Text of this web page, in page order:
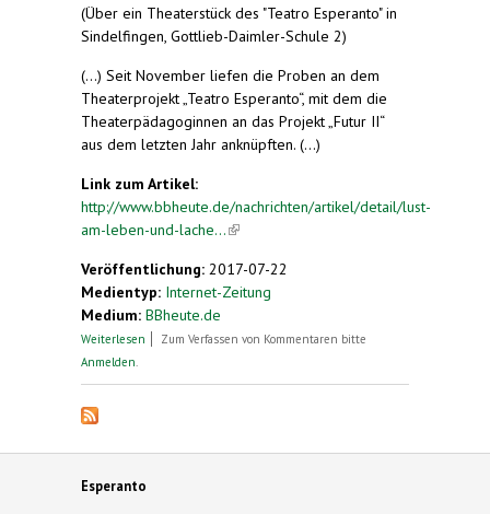
(Über ein Theaterstück des "Teatro Esperanto" in
Sindelfingen, Gottlieb-Daimler-Schule 2)
(...) Seit November liefen die Proben an dem
Theaterprojekt „Teatro Esperanto“, mit dem die
Theaterpädagoginnen an das Projekt „Futur II“
aus dem letzten Jahr anknüpften. (...)
Link zum Artikel:
http://www.bbheute.de/nachrichten/artikel/detail/lust-
am-leben-und-lache...(link is external)
Veröffentlichung: 2017-07-22
Medientyp: Internet-Zeitung
Medium: BBheute.de
Weiterlesen über Lust am Leben und Lachen
Zum Verfassen von Kommentaren bitte
Anmelden
Esperanto